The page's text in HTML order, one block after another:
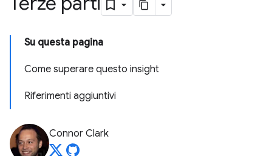
Su questa pagina
Come superare questo insight
Riferimenti aggiuntivi
Connor Clark